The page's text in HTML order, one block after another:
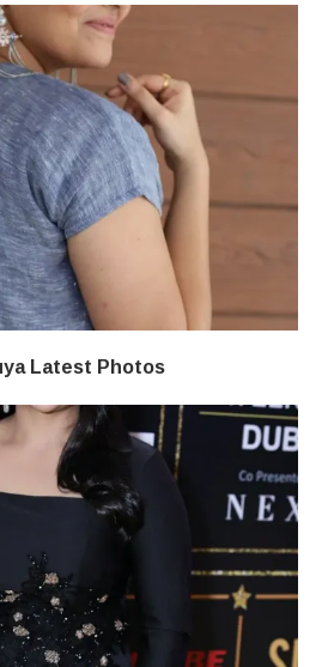
Latest Photos